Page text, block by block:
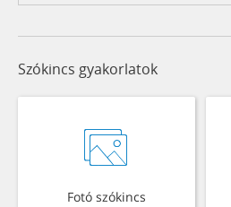
Szókincs gyakorlatok
Fotó szókincs